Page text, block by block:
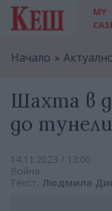
MY
Начало
Шахта в
до
14.11.2023 / 13:00
Война
Текст: Людмила